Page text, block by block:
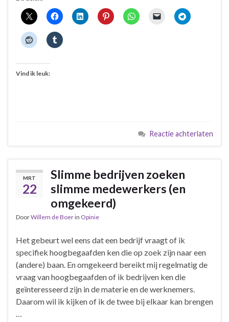
Vind ik leuk:
Reactie achterlaten
MRT
22
Slimme bedrijven zoeken
slimme medewerkers (en
omgekeerd)
DoorWillem de Boerin Opinie
Het gebeurt wel eens dat een bedrijf vraagt of ik
specifiek hoogbegaafden ken die op zoek zijn naar een
(andere) baan. En omgekeerd bereikt mij regelmatig de
vraag van hoogbegaafden of ik bedrijven ken die
geïnteresseerd zijn in de materie en de werknemers.
Daarom wil ik kijken of ik de twee bij elkaar kan brengen
…